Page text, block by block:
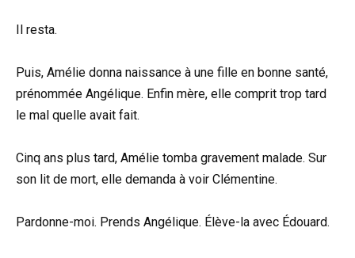
Il resta.
Puis, Amélie donna naissance à une fille en bonne santé,
prénommée Angélique. Enfin mère, elle comprit trop tard
le mal quelle avait fait.
Cinq ans plus tard, Amélie tomba gravement malade. Sur
son lit de mort, elle demanda à voir Clémentine.
Pardonne-moi. Prends Angélique. Élève-la avec Édouard.